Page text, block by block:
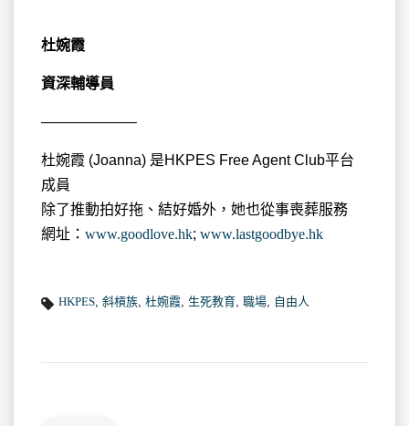
杜婉霞
資深輔導員
——————–
杜婉霞 (Joanna) 是HKPES Free Agent Club平台
成員
除了推動拍好拖、結好婚外，她也從事喪葬服務
網址： www.goodlove.hk; www.lastgoodbye.hk
HKPES 斜槓族 杜婉霞 生死教育 職場 自由人